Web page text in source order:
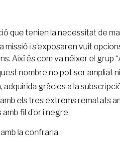
que tenien la necessitat de
missió i s’exposaren vuit
Així és com va néixer el grup
nombre no pot ser ampliat
gràcies a la
els tres extrems rematats
fil d’or i negre.
la confraria.